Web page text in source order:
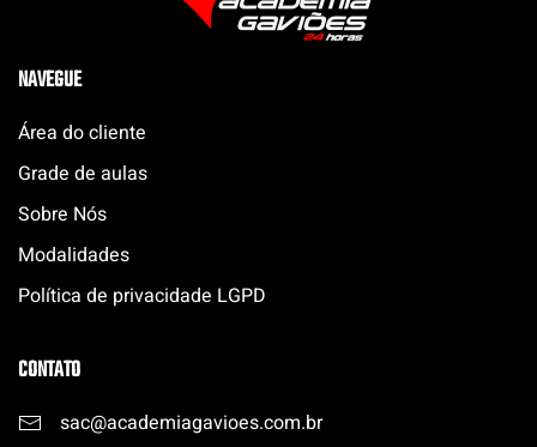
NAVEGUE
Área do cliente
Grade de aulas
Sobre Nós
Modalidades
Política de privacidade LGPD
CONTATO
sac@academiagavioes.com.br